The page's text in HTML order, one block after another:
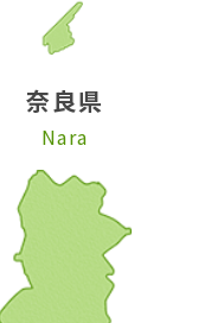
奈良県
Nara